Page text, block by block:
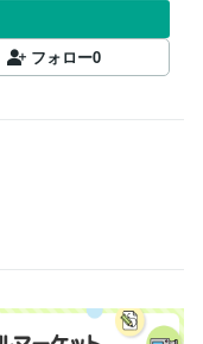
フォロー0